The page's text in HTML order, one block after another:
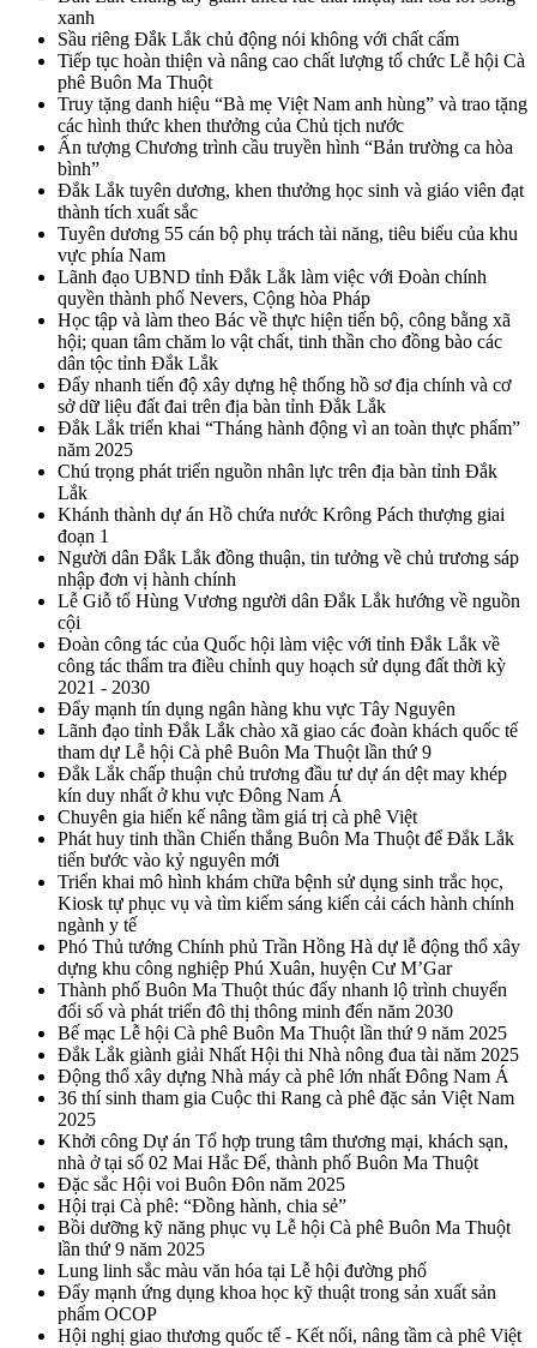
xanh
Sầu riêng Đắk Lắk chủ động nói không với chất cấm
Tiếp tục hoàn thiện và nâng cao chất lượng tổ chức Lễ hội Cà
phê Buôn Ma Thuột
Truy tặng danh hiệu “Bà mẹ Việt Nam anh hùng” và trao tặng
các hình thức khen thưởng của Chủ tịch nước
Ấn tượng Chương trình cầu truyền hình “Bản trường ca hòa
bình”
Đắk Lắk tuyên dương, khen thưởng học sinh và giáo viên đạt
thành tích xuất sắc
Tuyên dương 55 cán bộ phụ trách tài năng, tiêu biểu của khu
vực phía Nam
Lãnh đạo UBND tỉnh Đắk Lắk làm việc với Đoàn chính
quyền thành phố Nevers, Cộng hòa Pháp
Học tập và làm theo Bác về thực hiện tiến bộ, công bằng xã
hội; quan tâm chăm lo vật chất, tinh thần cho đồng bào các
dân tộc tỉnh Đắk Lắk
Đẩy nhanh tiến độ xây dựng hệ thống hồ sơ địa chính và cơ
sở dữ liệu đất đai trên địa bàn tỉnh Đắk Lắk
Đắk Lắk triển khai “Tháng hành động vì an toàn thực phẩm”
năm 2025
Chú trọng phát triển nguồn nhân lực trên địa bàn tỉnh Đắk
Lắk
Khánh thành dự án Hồ chứa nước Krông Pách thượng giai
đoạn 1
Người dân Đắk Lắk đồng thuận, tin tưởng về chủ trương sáp
nhập đơn vị hành chính
Lễ Giỗ tổ Hùng Vương người dân Đắk Lắk hướng về nguồn
cội
Đoàn công tác của Quốc hội làm việc với tỉnh Đắk Lắk về
công tác thẩm tra điều chỉnh quy hoạch sử dụng đất thời kỳ
2021 - 2030
Đẩy mạnh tín dụng ngân hàng khu vực Tây Nguyên
Lãnh đạo tỉnh Đắk Lắk chào xã giao các đoàn khách quốc tế
tham dự Lễ hội Cà phê Buôn Ma Thuột lần thứ 9
Đắk Lắk chấp thuận chủ trương đầu tư dự án dệt may khép
kín duy nhất ở khu vực Đông Nam Á
Chuyên gia hiến kế nâng tầm giá trị cà phê Việt
Phát huy tinh thần Chiến thắng Buôn Ma Thuột để Đắk Lắk
tiến bước vào kỷ nguyên mới
Triển khai mô hình khám chữa bệnh sử dụng sinh trắc học,
Kiosk tự phục vụ và tìm kiếm sáng kiến cải cách hành chính
ngành y tế
Phó Thủ tướng Chính phủ Trần Hồng Hà dự lễ động thổ xây
dựng khu công nghiệp Phú Xuân, huyện Cư M’Gar
Thành phố Buôn Ma Thuột thúc đẩy nhanh lộ trình chuyển
đổi số và phát triển đô thị thông minh đến năm 2030
Bế mạc Lễ hội Cà phê Buôn Ma Thuột lần thứ 9 năm 2025
Đắk Lắk giành giải Nhất Hội thi Nhà nông đua tài năm 2025
Động thổ xây dựng Nhà máy cà phê lớn nhất Đông Nam Á
36 thí sinh tham gia Cuộc thi Rang cà phê đặc sản Việt Nam
2025
Khởi công Dự án Tổ hợp trung tâm thương mại, khách sạn,
nhà ở tại số 02 Mai Hắc Đế, thành phố Buôn Ma Thuột
Đặc sắc Hội voi Buôn Đôn năm 2025
Hội trại Cà phê: “Đồng hành, chia sẻ”
Bồi dưỡng kỹ năng phục vụ Lễ hội Cà phê Buôn Ma Thuột
lần thứ 9 năm 2025
Lung linh sắc màu văn hóa tại Lễ hội đường phố
Đẩy mạnh ứng dụng khoa học kỹ thuật trong sản xuất sản
phẩm OCOP
Hội nghị giao thương quốc tế - Kết nối, nâng tầm cà phê Việt